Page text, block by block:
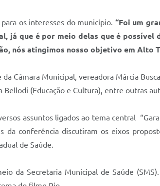
os interesses do município. “Foi um
já que é por meio delas que é
nós atingimos nosso objetivo em Alto
Câmara Municipal, vereadora Márcia
Bellodi (Educação e Cultura), entre outras
assuntos ligados ao tema central
conferência discutiram os eixos
de Saúde.
da Secretaria Municipal de Saúde